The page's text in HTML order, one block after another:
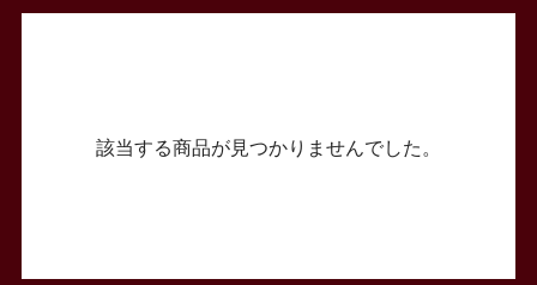
該当する商品が見つかりませんでした。